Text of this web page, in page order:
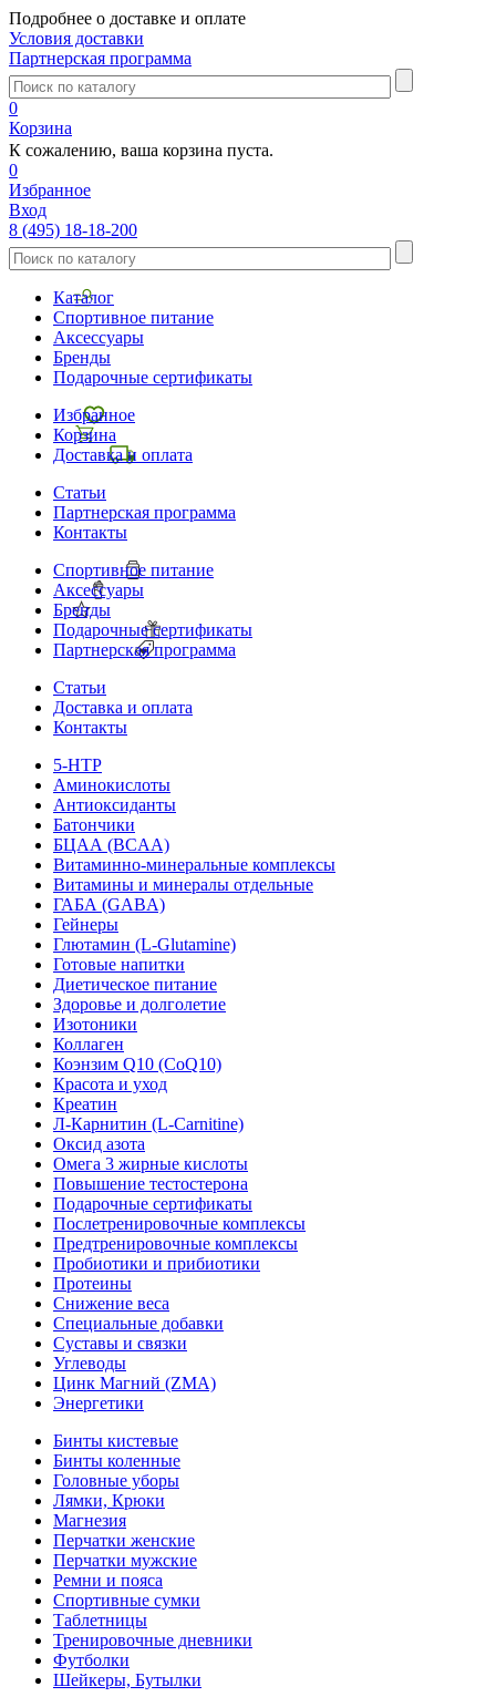
Подробнее о доставке и оплате
Условия доставки
Партнерская программа
0
Корзина
К сожалению, ваша корзина пуста.
0
Избранное
Вход
8 (495) 18-18-200
Каталог
Спортивное питание
Аксессуары
Бренды
Подарочные сертификаты
Избранное
Корзина
Доставка и оплата
Статьи
Партнерская программа
Контакты
Спортивное питание
Аксессуары
Бренды
Подарочные сертификаты
Партнерская программа
Статьи
Доставка и оплата
Контакты
5-HTP
Аминокислоты
Антиоксиданты
Батончики
БЦАА (BCAA)
Витаминно-минеральные комплексы
Витамины и минералы отдельные
ГАБА (GABA)
Гейнеры
Глютамин (L-Glutamine)
Готовые напитки
Диетическое питание
Здоровье и долголетие
Изотоники
Коллаген
Коэнзим Q10 (CoQ10)
Красота и уход
Креатин
Л-Карнитин (L-Сarnitine)
Оксид азота
Омега 3 жирные кислоты
Повышение тестостерона
Подарочные сертификаты
Послетренировочные комплексы
Предтренировочные комплексы
Пробиотики и прибиотики
Протеины
Снижение веса
Специальные добавки
Суставы и связки
Углеводы
Цинк Магний (ZMA)
Энергетики
Бинты кистевые
Бинты коленные
Головные уборы
Лямки, Крюки
Магнезия
Перчатки женские
Перчатки мужские
Ремни и пояса
Спортивные сумки
Таблетницы
Тренировочные дневники
Футболки
Шейкеры, Бутылки